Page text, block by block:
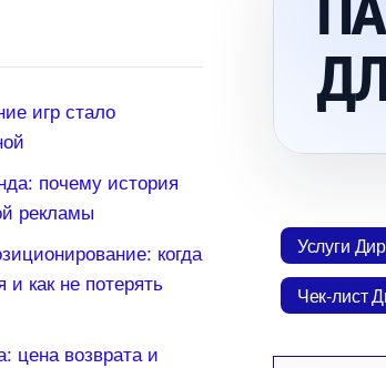
Услуги
Чек-лист
игр стало
почему история
рекламы
когда
как не потерять
цена возврата и